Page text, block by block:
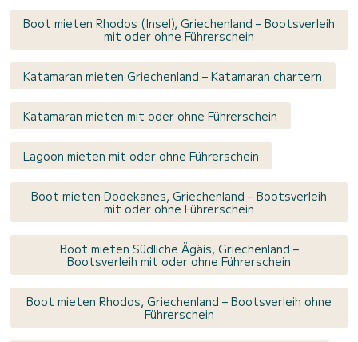
Boot mieten Rhodos (Insel), Griechenland – Bootsverleih
mit oder ohne Führerschein
Katamaran mieten Griechenland – Katamaran chartern
Katamaran mieten mit oder ohne Führerschein
Lagoon mieten mit oder ohne Führerschein
Boot mieten Dodekanes, Griechenland – Bootsverleih
mit oder ohne Führerschein
Boot mieten Südliche Ägäis, Griechenland –
Bootsverleih mit oder ohne Führerschein
Boot mieten Rhodos, Griechenland – Bootsverleih ohne
Führerschein